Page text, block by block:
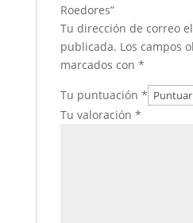
Roedores”
Tu dirección de correo
publicada. Los campos
marcados con *
Tu puntuación *
Tu valoración *